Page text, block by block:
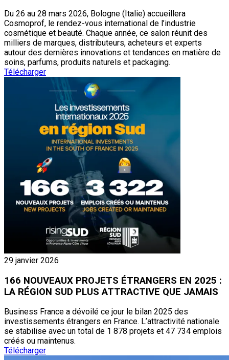
Du 26 au 28 mars 2026, Bologne (Italie) accueillera
Cosmoprof, le rendez-vous international de l’industrie
cosmétique et beauté. Chaque année, ce salon réunit des
milliers de marques, distributeurs, acheteurs et experts
autour des dernières innovations et tendances en matière de
soins, parfums, produits naturels et packaging.
Télécharger
29 janvier 2026
166 NOUVEAUX PROJETS ÉTRANGERS EN 2025 :
LA RÉGION SUD PLUS ATTRACTIVE QUE JAMAIS
Business France a dévoilé ce jour le bilan 2025 des
investissements étrangers en France. L’attractivité nationale
se stabilise avec un total de 1 878 projets et 47 734 emplois
créés ou maintenus.
Télécharger